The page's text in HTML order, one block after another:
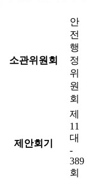
소관위원회
안
전
행
정
위
원
회
제안회기
제
11
대
-
389
회